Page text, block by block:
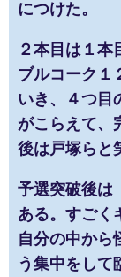
につけた。
２本目は１本
ブルコーク１
いき、４つ目
がこらえて、
後は戸塚らと
予選突破後は
ある。すごく
自分の中から
う集中をして